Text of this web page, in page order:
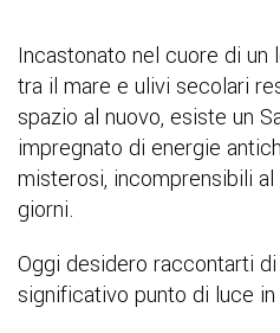
Incastonato nel cuore di un
tra il mare e ulivi secolari
spazio al nuovo, esiste un
impregnato di energie
misterosi, incomprensibili
giorni.
Oggi desidero raccontarti
significativo punto di luce